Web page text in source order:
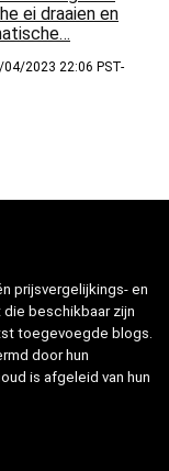
ei draaien en
2023 22:06 PST-
prijsvergelijkings- en
beschikbaar zijn
toegevoegde blogs.
door hun
is afgeleid van hun